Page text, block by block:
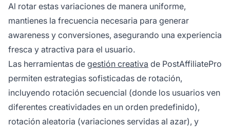
Al rotar estas variaciones de manera uniforme,
mantienes la frecuencia necesaria para generar
awareness y conversiones, asegurando una experiencia
fresca y atractiva para el usuario.
Las herramientas de gestión creativa de PostAffiliatePro
permiten estrategias sofisticadas de rotación,
incluyendo rotación secuencial (donde los usuarios ven
diferentes creatividades en un orden predefinido),
rotación aleatoria (variaciones servidas al azar), y